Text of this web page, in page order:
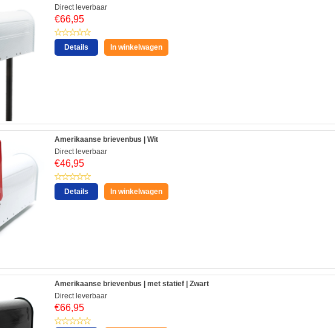
Direct leverbaar
€66,95
Details In winkelwagen
Amerikaanse brievenbus | Wit
Direct leverbaar
€46,95
Details In winkelwagen
Amerikaanse brievenbus | met statief | Zwart
Direct leverbaar
€66,95